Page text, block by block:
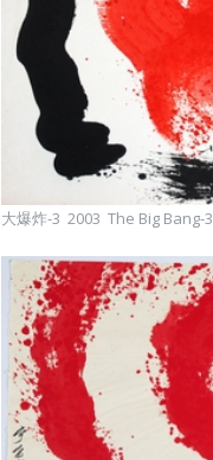
大爆炸-3 2003 The Big Bang-3